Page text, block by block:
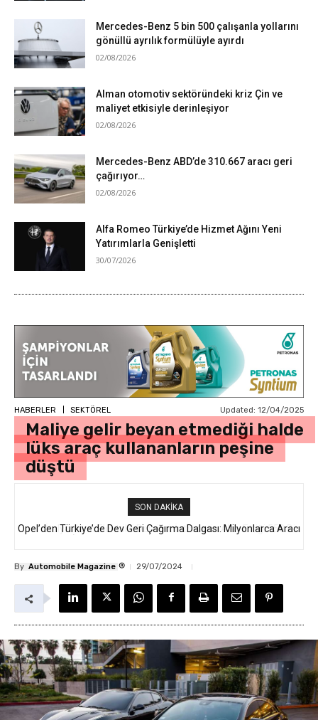
Mercedes-Benz 5 bin 500 çalışanla yollarını
gönüllü ayrılık formülüyle ayırdı
02/08/2026
Alman otomotiv sektöründeki kriz Çin ve
maliyet etkisiyle derinleşiyor
02/08/2026
Mercedes-Benz ABD’de 310.667 aracı geri
çağırıyor…
02/08/2026
Alfa Romeo Türkiye’de Hizmet Ağını Yeni
Yatırımlarla Genişletti
30/07/2026